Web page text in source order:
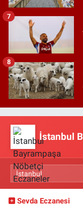
7
8
İstanbul
Sevda Eczanesi